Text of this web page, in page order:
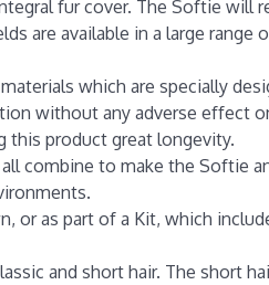
fur cover. The Softie will
are available in a large
which are specially
without any adverse effect
this product great longevity.
combine to make the Softie
or as part of a Kit, which
and short hair. The short